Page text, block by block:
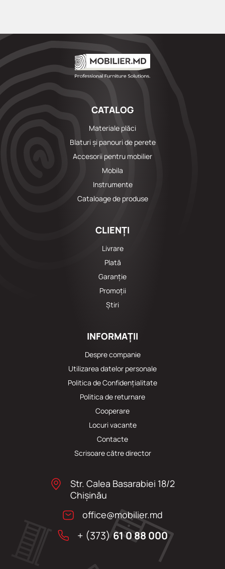
CATALOG
Materiale plăci
Blaturi și panouri de perete
Accesorii pentru mobilier
Mobila
Instrumente
Cataloage de produse
CLIENȚI
Livrare
Plată
Garanție
Promoții
Știri
INFORMAȚII
Despre companie
Utilizarea datelor personale
Politica de Confidențialitate
Politica de returnare
Cooperare
Locuri vacante
Сontacte
Scrisoare către director
Str. Calea Basarabiei 18/2
Chişinău
office@mobilier.md
+ (373)61 0 88 000